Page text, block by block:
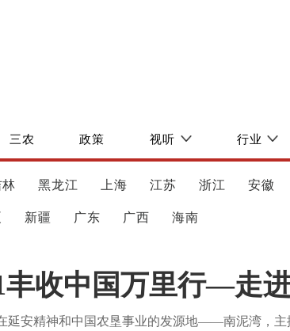
三农 政策 视听 行业
林 黑龙江 上海 江苏 浙江 安徽
新疆 广东 广西 海南
丰收中国万里行—走
延安精神和中国农垦事业的发源地——南泥湾，